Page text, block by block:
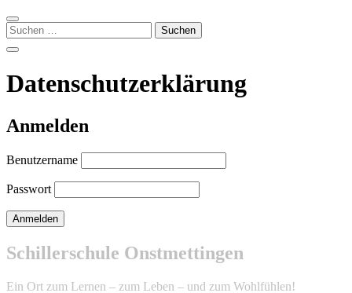
Suchen
nach:
Datenschutzerklärung
Anmelden
Benutzername
Passwort
Schillerschule Onstmettingen
Ein Ort zum Lernen – zum Leben – und zum Wohlfühlen!